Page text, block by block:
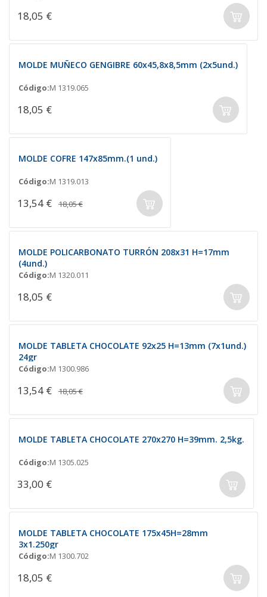
18,05 €
MOLDE MUÑECO GENGIBRE 60x45,8x8,5mm (2x5und.)
Código:M 1319.065
18,05 €
MOLDE COFRE 147x85mm.(1 und.)
Código:M 1319.013
13,54 € 18,05 €
MOLDE POLICARBONATO TURRÓN 208x31 H=17mm
(4und.)
Código:M 1320.011
18,05 €
MOLDE TABLETA CHOCOLATE 92x25 H=13mm (7x1und.)
24gr
Código:M 1300.986
13,54 € 18,05 €
MOLDE TABLETA CHOCOLATE 270x270 H=39mm. 2,5kg.
Código:M 1305.025
33,00 €
MOLDE TABLETA CHOCOLATE 175x45H=28mm
3x1.250gr
Código:M 1300.702
18,05 €